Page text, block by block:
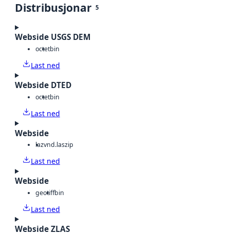
Distribusjonar 5
Webside USGS DEM
octetbin
Last ned
Webside DTED
octetbin
Last ned
Webside
lazvnd.laszip
Last ned
Webside
geotiffbin
Last ned
Webside ZLAS